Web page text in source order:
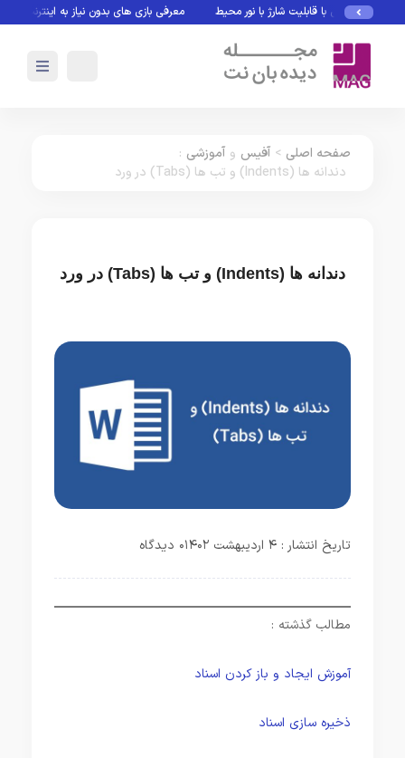
ماوس با قابلیت شارژ با نور محیط معرفی بازی های بدون نیاز به اینترنت Rubin؛ پلتفرم جدید انویدیا برای سلطه بر نسل بعدی هوش مصنوعی
صفحه اصلی > آفیس و آموزشی :
دندانه ها (Indents) و تب ها (Tabs) در ورد
دندانه ها (Indents) و تب ها (Tabs) در ورد
تاریخ انتشار : ۴ اردیبهشت ۱۴۰۲ ۰ دیدگاه
مطالب گذشته :
آموزش ایجاد و باز کردن اسناد
ذخیره سازی اسناد